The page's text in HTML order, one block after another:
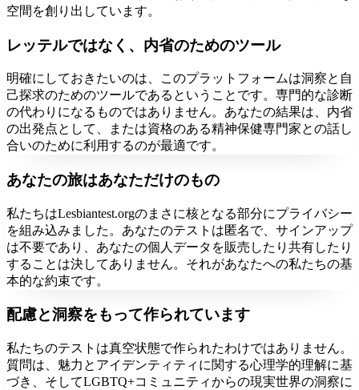
空間を創り出しています。
レッテルではなく、内省のためのツール
明確にしておきたいのは、このプラットフォームは洞察と自
己探求のためのツールであるということです。専門的な診断
の代わりになるものではありません。あなたの結果は、内省
の出発点として、または資格のある精神保健専門家との話し
合いのために利用するのが最適です。
あなたの旅はあなただけのもの
私たちはLesbiantest.orgのまさに核となる部分にプライバシー
を組み込みました。あなたのテストは匿名で、サインアップ
は不要であり、あなたの個人データを販売したり共有したり
することは決してありません。それがあなたへの私たちの基
本的な約束です。
配慮と洞察をもって作られています
私たちのテストは真空状態で作られたわけではありません。
質問は、魅力とアイデンティティに関する心理学的理解に基
づき、そしてLGBTQ+コミュニティからの現実世界の洞察に